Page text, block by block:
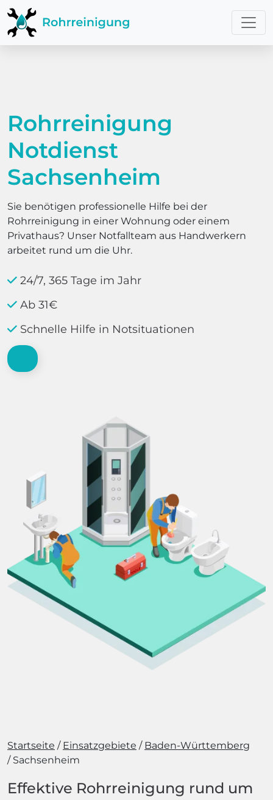
Rohrreinigung
Notdienst
Sachsenheim
Sie benötigen professionelle Hilfe bei der
Rohrreinigung in einer Wohnung oder einem
Privathaus? Unser Notfallteam aus Handwerkern
arbeitet rund um die Uhr.
24/7, 365 Tage im Jahr
Ab 31€
Schnelle Hilfe in Notsituationen
Startseite Einsatzgebiete
Baden-Württemberg
Sachsenheim
Effektive Rohrreinigung rund um